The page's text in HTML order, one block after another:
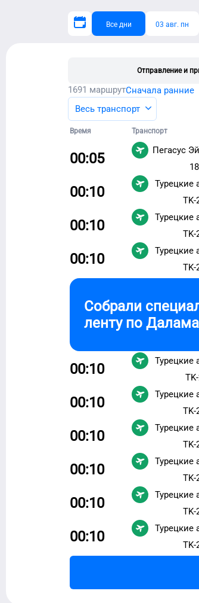
Все дни 03 авг. пн
Отправление и
1691 маршрутСначала ранние
Весь транспорт
Время Транспорт
00:05 Пегасус
00:10
Турецкие
TK-
00:10
Турецкие
TK-
00:10
Турецкие
TK-
Собрали
ленту по
00:10
Турецкие
00:10
Турецкие
TK-
00:10
Турецкие
TK-
00:10
Турецкие
TK-
00:10
Турецкие
TK-
00:10
Турецкие
TK-